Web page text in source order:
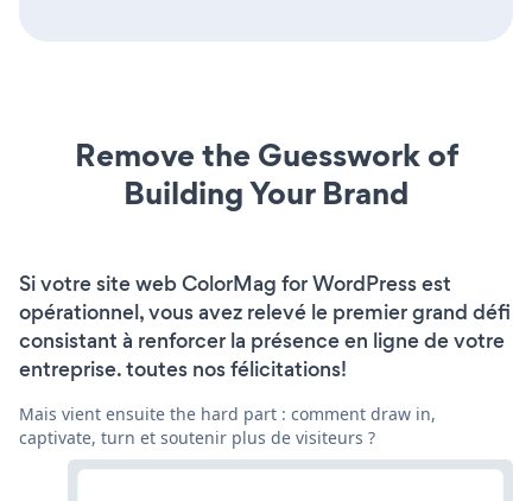
Remove the Guesswork of
Building Your Brand
Si votre site web ColorMag for WordPress est
opérationnel, vous avez relevé le premier grand défi
consistant à renforcer la présence en ligne de votre
entreprise. toutes nos félicitations!
Mais vient ensuite the hard part : comment draw in,
captivate, turn et soutenir plus de visiteurs ?